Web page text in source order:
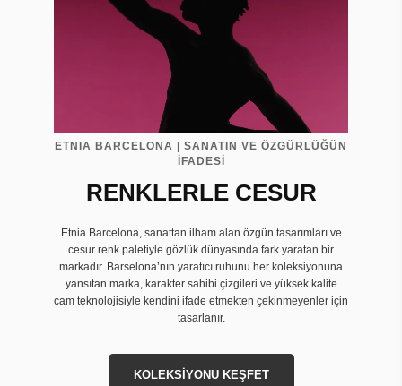
ETNIA BARCELONA | SANATIN VE ÖZGÜRLÜĞÜN
İFADESİ
RENKLERLE CESUR
Etnia Barcelona, sanattan ilham alan özgün tasarımları ve
cesur renk paletiyle gözlük dünyasında fark yaratan bir
markadır. Barselona’nın yaratıcı ruhunu her koleksiyonuna
yansıtan marka, karakter sahibi çizgileri ve yüksek kalite
cam teknolojisiyle kendini ifade etmekten çekinmeyenler için
tasarlanır.
KOLEKSİYONU KEŞFET